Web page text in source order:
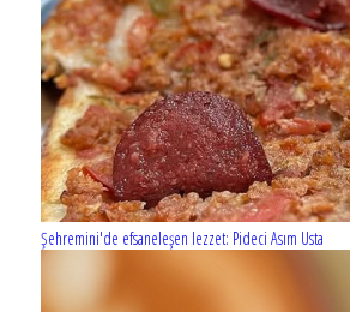
Şehremini'de efsaneleşen lezzet: Pideci Asım Usta